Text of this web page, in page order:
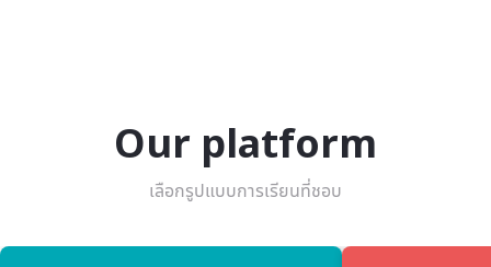
Our platform
เลือกรูปแบบการเรียนที่ชอบ